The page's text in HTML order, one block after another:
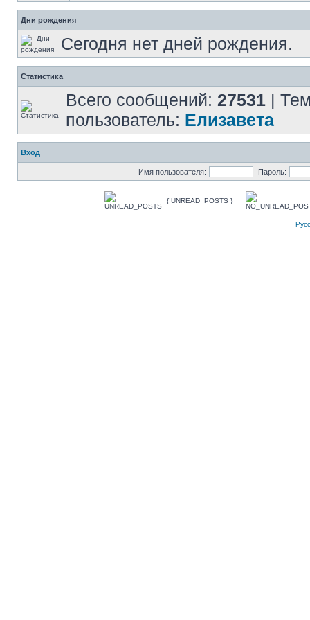
Дни рождения
Сегодня нет дней рождения.
Статистика
Всего сообщений: 27531 |
пользователь: Елизавета
Вход
Имя пользователя: Пароль:
{ UNREAD_POSTS }